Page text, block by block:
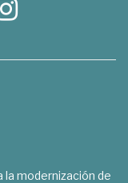
la modernización de